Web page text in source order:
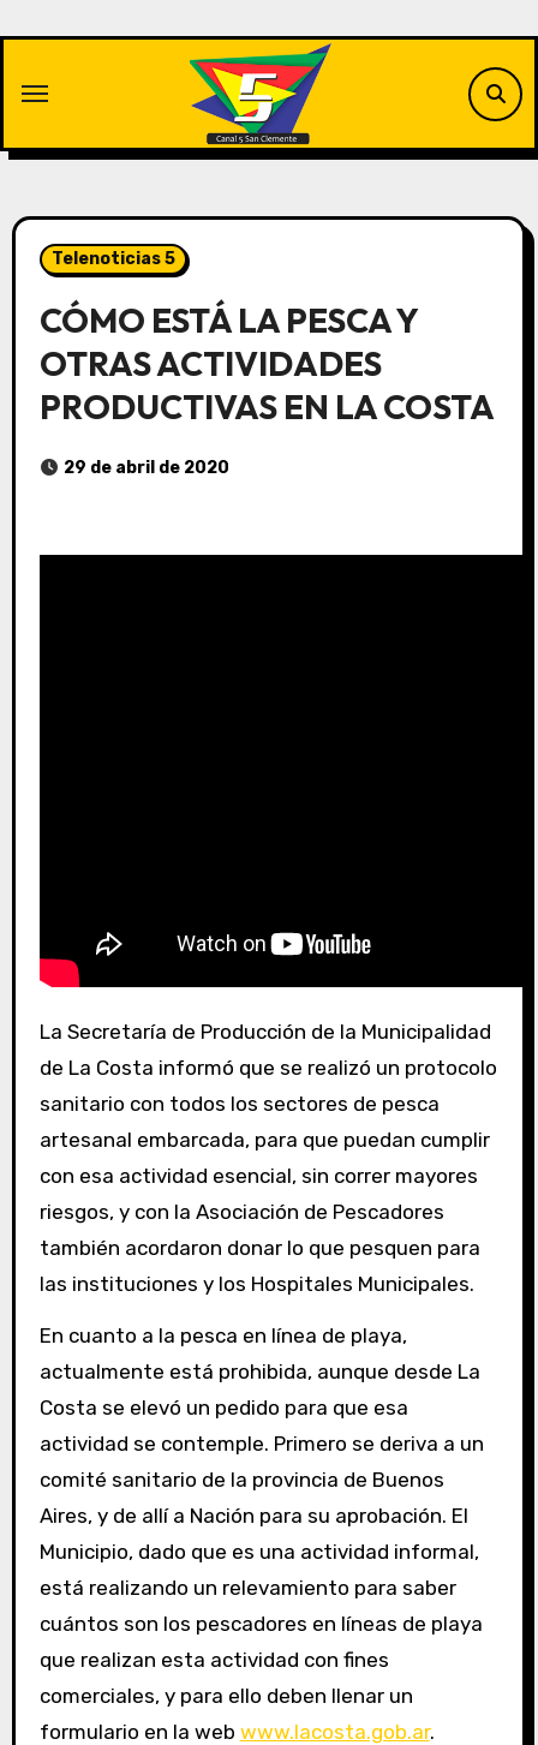
contenido
Telenoticias 5
CÓMO ESTÁ LA PESCA Y
OTRAS ACTIVIDADES
PRODUCTIVAS EN LA COSTA
29 de abril de 2020
La Secretaría de Producción de la Municipalidad
de La Costa informó que se realizó un protocolo
sanitario con todos los sectores de pesca
artesanal embarcada, para que puedan cumplir
con esa actividad esencial, sin correr mayores
riesgos, y con la Asociación de Pescadores
también acordaron donar lo que pesquen para
las instituciones y los Hospitales Municipales.
En cuanto a la pesca en línea de playa,
actualmente está prohibida, aunque desde La
Costa se elevó un pedido para que esa
actividad se contemple. Primero se deriva a un
comité sanitario de la provincia de Buenos
Aires, y de allí a Nación para su aprobación. El
Municipio, dado que es una actividad informal,
está realizando un relevamiento para saber
cuántos son los pescadores en líneas de playa
que realizan esta actividad con fines
comerciales, y para ello deben llenar un
formulario en la web www.lacosta.gob.ar.